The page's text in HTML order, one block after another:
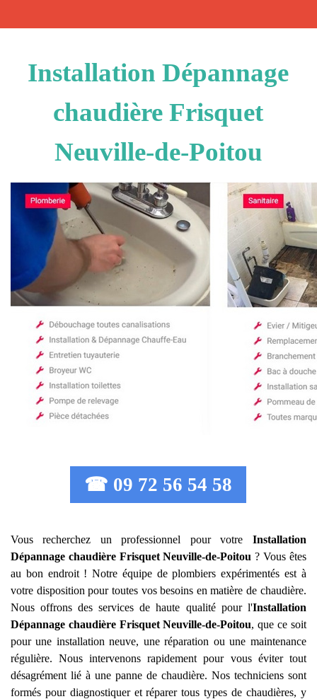
Installation Dépannage
chaudière Frisquet
Neuville-de-Poitou
☎ 09 72 56 54 58
Vous recherchez un professionnel pour votre Installation
Dépannage chaudière Frisquet Neuville-de-Poitou ? Vous êtes
au bon endroit ! Notre équipe de plombiers expérimentés est à
votre disposition pour toutes vos besoins en matière de chaudière.
Nous offrons des services de haute qualité pour l'Installation
Dépannage chaudière Frisquet Neuville-de-Poitou, que ce soit
pour une installation neuve, une réparation ou une maintenance
régulière. Nous intervenons rapidement pour vous éviter tout
désagrément lié à une panne de chaudière. Nos techniciens sont
formés pour diagnostiquer et réparer tous types de chaudières, y